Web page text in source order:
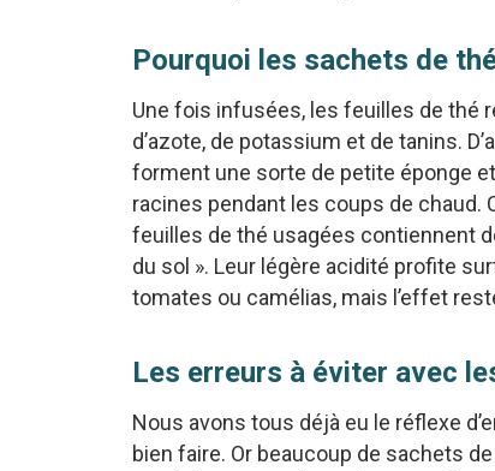
Pourquoi les sachets de
Une fois infusées, les feuilles de thé
d’azote, de potassium et de tanins.
forment une sorte de petite éponge
racines pendant les coups de chaud.
feuilles de thé usagées contiennent
du sol ». Leur légère acidité profite
tomates ou camélias, mais l’effet
Les erreurs à éviter avec
Nous avons tous déjà eu le réflexe
bien faire. Or beaucoup de sachets